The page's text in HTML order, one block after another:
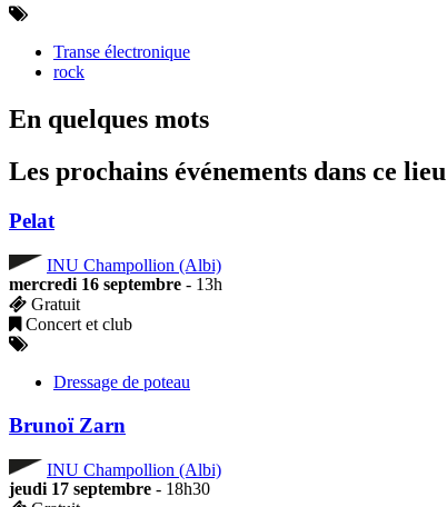
Transe électronique
rock
En quelques mots
Les prochains événements dans ce lieu
Pelat
INU Champollion (Albi)
mercredi 16 septembre - 13h
Gratuit
Concert et club
Dressage de poteau
Brunoï Zarn
INU Champollion (Albi)
jeudi 17 septembre - 18h30